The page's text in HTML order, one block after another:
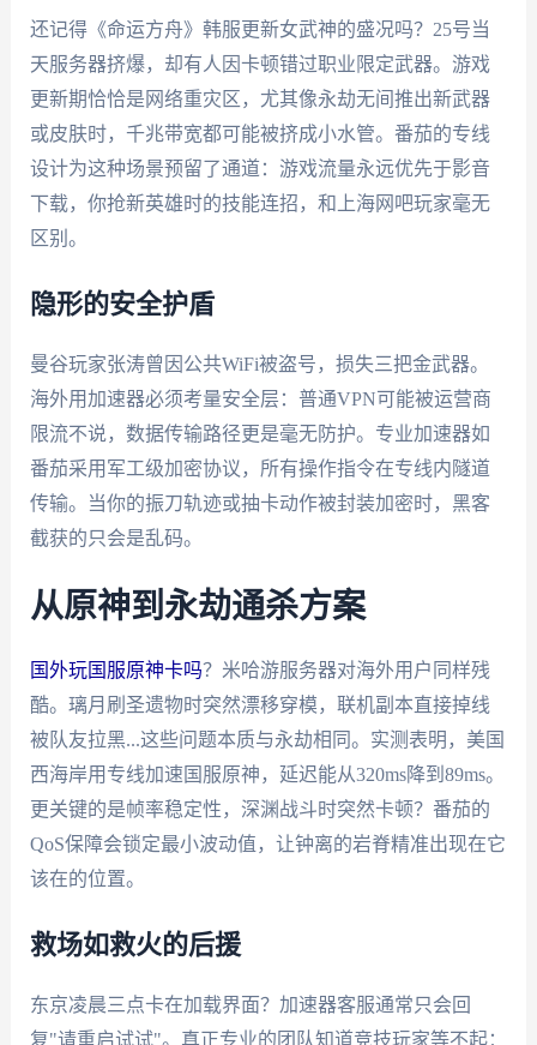
还记得《命运方舟》韩服更新女武神的盛况吗？25号当
天服务器挤爆，却有人因卡顿错过职业限定武器。游戏
更新期恰恰是网络重灾区，尤其像永劫无间推出新武器
或皮肤时，千兆带宽都可能被挤成小水管。番茄的专线
设计为这种场景预留了通道：游戏流量永远优先于影音
下载，你抢新英雄时的技能连招，和上海网吧玩家毫无
区别。
隐形的安全护盾
曼谷玩家张涛曾因公共WiFi被盗号，损失三把金武器。
海外用加速器必须考量安全层：普通VPN可能被运营商
限流不说，数据传输路径更是毫无防护。专业加速器如
番茄采用军工级加密协议，所有操作指令在专线内隧道
传输。当你的振刀轨迹或抽卡动作被封装加密时，黑客
截获的只会是乱码。
从原神到永劫通杀方案
国外玩国服原神卡吗？米哈游服务器对海外用户同样残
酷。璃月刷圣遗物时突然漂移穿模，联机副本直接掉线
被队友拉黑...这些问题本质与永劫相同。实测表明，美国
西海岸用专线加速国服原神，延迟能从320ms降到89ms。
更关键的是帧率稳定性，深渊战斗时突然卡顿？番茄的
QoS保障会锁定最小波动值，让钟离的岩脊精准出现在它
该在的位置。
救场如救火的后援
东京凌晨三点卡在加载界面？加速器客服通常只会回
复"请重启试试"。真正专业的团队知道竞技玩家等不起：